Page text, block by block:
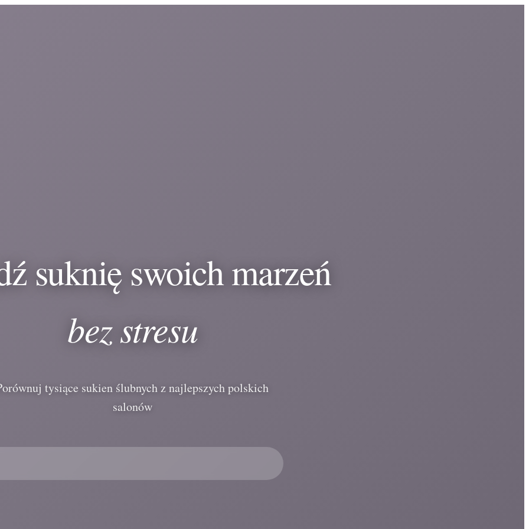
suknię swoich marzeń
bez stresu
tysiące sukien ślubnych z najlepszych polskich
salonów